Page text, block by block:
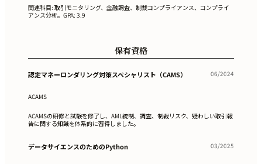
関連科目: 取引モニタリング、金融調査、制裁コンプライアンス、コンプライ
アンス分析。GPA: 3.9
保有資格
認定マネーロンダリング対策スペシャリスト（CAMS） 06/2024
ACAMS
ACAMSの研修と試験を修了し、AML統制、調査、制裁リスク、疑わしい取引報
告に関する知識を体系的に習得しました。
データサイエンスのためのPython 03/2025